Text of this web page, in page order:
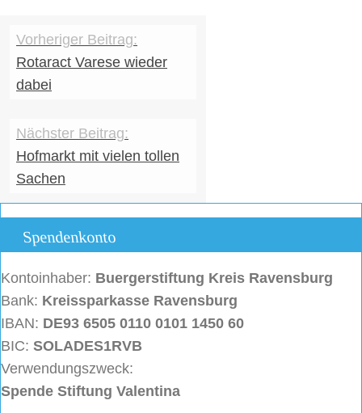
Rotaract Varese wieder
dabei
Hofmarkt mit vielen tollen
Sachen
Spendenkonto
Kontoinhaber: Buergerstiftung Kreis Ravensburg
Bank: Kreissparkasse Ravensburg
IBAN: DE93 6505 0110 0101 1450 60
BIC: SOLADES1RVB
Verwendungszweck:
Spende Stiftung Valentina